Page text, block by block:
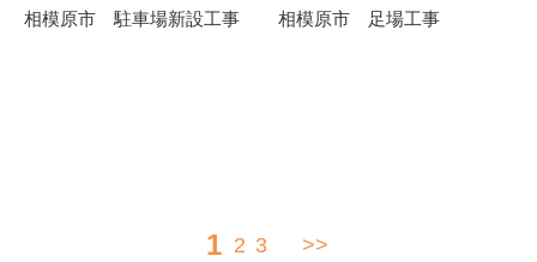
相模原市 駐車場新設工事 相模原市 足場工事
1 2 3 >>